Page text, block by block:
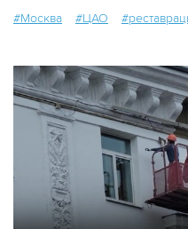
#Москва #ЦАО